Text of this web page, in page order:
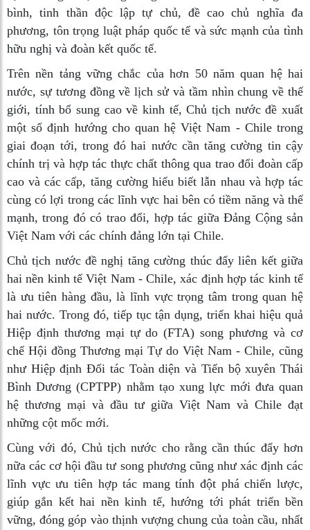
bình, tinh thần độc lập tự chủ, đề cao chủ nghĩa đa
phương, tôn trọng luật pháp quốc tế và sức mạnh của tình
hữu nghị và đoàn kết quốc tế.
Trên nền tảng vững chắc của hơn 50 năm quan hệ hai
nước, sự tương đồng về lịch sử và tầm nhìn chung về thế
giới, tính bổ sung cao về kinh tế, Chủ tịch nước đề xuất
một số định hướng cho quan hệ Việt Nam - Chile trong
giai đoạn tới, trong đó hai nước cần tăng cường tin cậy
chính trị và hợp tác thực chất thông qua trao đổi đoàn cấp
cao và các cấp, tăng cường hiểu biết lẫn nhau và hợp tác
cùng có lợi trong các lĩnh vực hai bên có tiềm năng và thế
mạnh, trong đó có trao đổi, hợp tác giữa Đảng Cộng sản
Việt Nam với các chính đảng lớn tại Chile.
Chủ tịch nước đề nghị tăng cường thúc đẩy liên kết giữa
hai nền kinh tế Việt Nam - Chile, xác định hợp tác kinh tế
là ưu tiên hàng đầu, là lĩnh vực trọng tâm trong quan hệ
hai nước. Trong đó, tiếp tục tận dụng, triển khai hiệu quả
Hiệp định thương mại tự do (FTA) song phương và cơ
chế Hội đồng Thương mại Tự do Việt Nam - Chile, cũng
như Hiệp định Đối tác Toàn diện và Tiến bộ xuyên Thái
Bình Dương (CPTPP) nhằm tạo xung lực mới đưa quan
hệ thương mại và đầu tư giữa Việt Nam và Chile đạt
những cột mốc mới.
Cùng với đó, Chủ tịch nước cho rằng cần thúc đẩy hơn
nữa các cơ hội đầu tư song phương cũng như xác định các
lĩnh vực ưu tiên hợp tác mang tính đột phá chiến lược,
giúp gắn kết hai nền kinh tế, hướng tới phát triển bền
vững, đóng góp vào thịnh vượng chung của toàn cầu, nhất